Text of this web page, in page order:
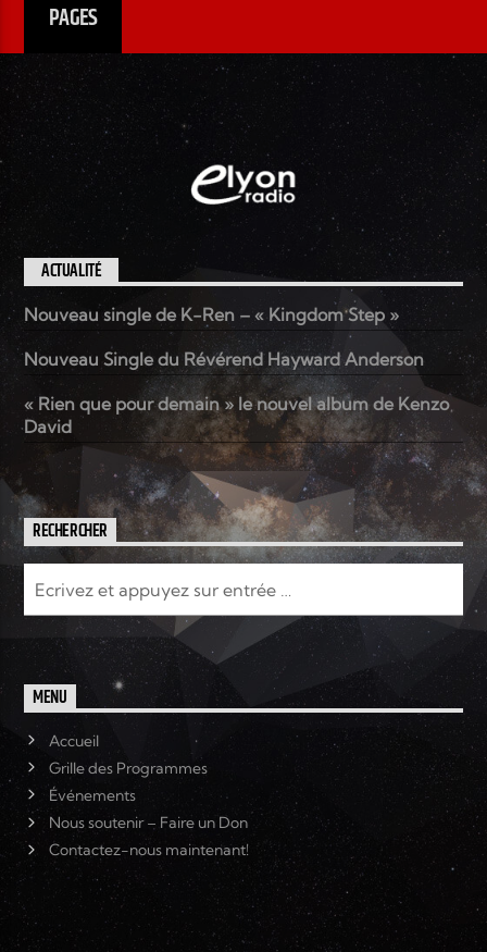
PAGES
ACTUALITÉ
Nouveau single de K-Ren – « Kingdom Step »
Nouveau Single du Révérend Hayward Anderson
« Rien que pour demain » le nouvel album de Kenzo
David
RECHERCHER
MENU
Accueil
Grille des Programmes
Événements
Nous soutenir – Faire un Don
Contactez-nous maintenant!